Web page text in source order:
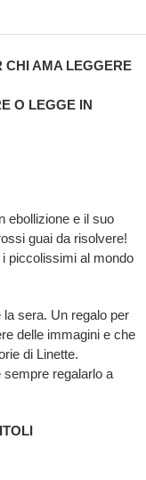
CHI AMA LEGGERE
O LEGGE IN
ebollizione e il suo
guai da risolvere!
piccolissimi al mondo
sera. Un regalo per
delle immagini e che
di Linette.
sempre regalarlo a